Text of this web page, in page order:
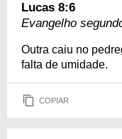
Lucas 8:6
Evangelho
Outra caiu no
falta de umidade.
COPIAR